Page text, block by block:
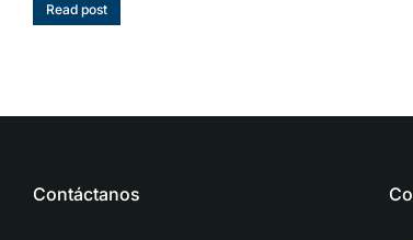
Read post
Contáctanos